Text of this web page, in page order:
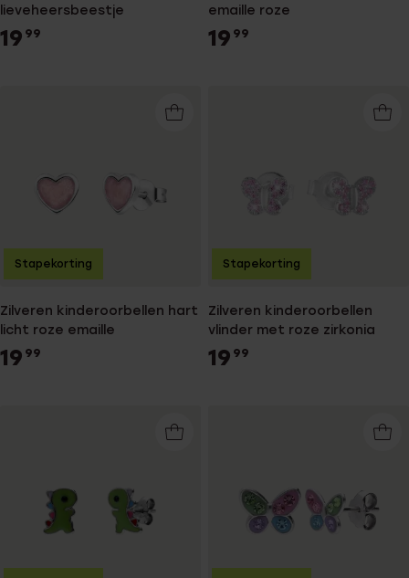
lieveheersbeestje
19 99
emaille roze
19 99
Zilveren kinderoorbellen hart
licht roze emaille
19 99
Stapekorting
Zilveren kinderoorbellen
vlinder met roze zirkonia
19 99
Stapekorting